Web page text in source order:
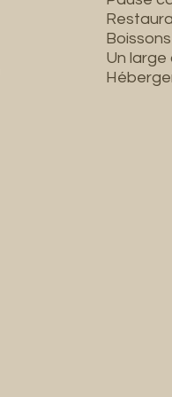
Boissons
Un large